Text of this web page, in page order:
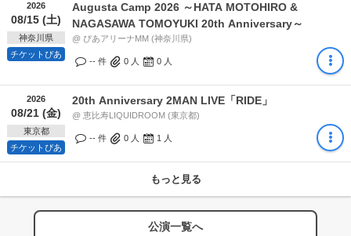
2026
08/15 (土)
神奈川県
チケットぴあ
Augusta Camp 2026 ～HATA MOTOHIRO &
NAGASAWA TOMOYUKI 20th Anniversary～
@ ぴあアリーナMM (神奈川県)
-- 件 0 人 0 人
2026
08/21 (金)
東京都
チケットぴあ
20th Anniversary 2MAN LIVE「RIDE」
@ 恵比寿LIQUIDROOM (東京都)
-- 件 0 人 1 人
もっと見る
公演一覧へ